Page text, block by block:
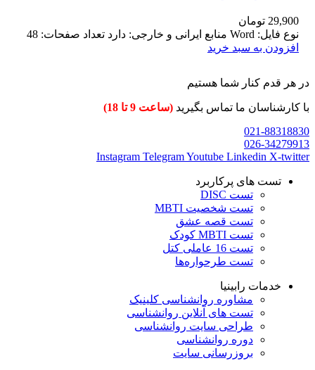
29,900 تومان
نوع فایل: Word منابع ایرانی و خارجی: دارد تعداد صفحات: 48
افزودن به سبد خرید
در هر قدم کنار شما هستیم
با کارشناسان ما تماس بگیرید (ساعت 9 تا 18)
021-88318830
026-34279913
Instagram TelegramYoutube Linkedin X-twitter
تست های پرکاربرد
تست DISC
تست شخصیت MBTI
تست قصه عشق
تست MBTI کودک
تست 16 عاملی کتل
تست طرحواره‌ها
خدمات رابینیا
مشاوره روانشناسی کلینیک
تست های آنلاین روانشناسی
طراحی سایت روانشناسی
دوره روانشناسی
بروزرسانی سایت